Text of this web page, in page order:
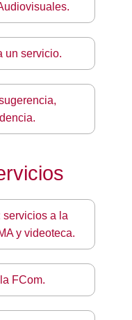
un servicio.
servicios a la
y videoteca.
FCom.